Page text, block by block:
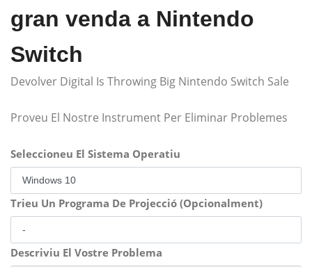
gran venda a Nintendo
Switch
Devolver Digital Is Throwing Big Nintendo Switch Sale
Proveu El Nostre Instrument Per Eliminar Problemes
Seleccioneu El Sistema Operatiu
Trieu Un Programa De Projecció (Opcionalment)
Descriviu El Vostre Problema